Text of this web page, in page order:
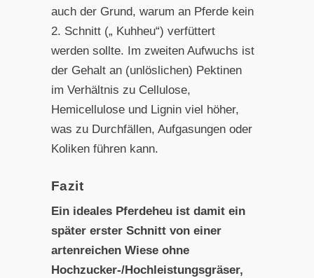
auch der Grund, warum an Pferde kein
2. Schnitt („ Kuhheu“) verfüttert
werden sollte. Im zweiten Aufwuchs ist
der Gehalt an (unlöslichen) Pektinen
im Verhältnis zu Cellulose,
Hemicellulose und Lignin viel höher,
was zu Durchfällen, Aufgasungen oder
Koliken führen kann.
Fazit
Ein ideales Pferdeheu ist damit ein
später erster Schnitt von einer
artenreichen Wiese ohne
Hochzucker-/Hochleistungsgräser,